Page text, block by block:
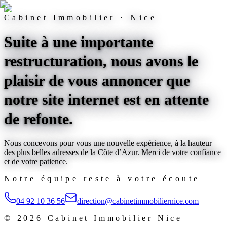
Cabinet Immobilier · Nice
Suite à une importante
restructuration, nous avons le
plaisir de vous annoncer que
notre site internet est en attente
de refonte.
Nous concevons pour vous une nouvelle expérience, à la hauteur
des plus belles adresses de la Côte d’Azur. Merci de votre confiance
et de votre patience.
Notre équipe reste à votre écoute
04 92 10 36 56
direction@cabinetimmobiliernice.com
© 2026 Cabinet Immobilier Nice